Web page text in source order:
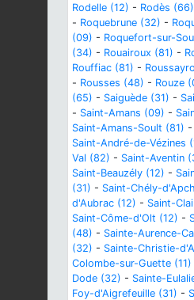
Rodelle (12) - Rodès (66)
- Roquebrune (32) -
(09) - Roquefort-sur-
(34) - Rouairoux (81) -
Rouffiac (81) -
- Rousses (48) - Rouze
(65) - Saiguède (31) -
- Saint-Amans (09) -
Saint-Amans-Soult (81) -
Saint-André-de-Vézines
Val (82) - Saint-Aventin
Saint-Beauzély (12) -
(31) - Saint-Chély-
d'Aubrac (12) - Saint-
Saint-Côme-d'Olt (12) -
(48) - Sainte-Aurence-
(32) - Sainte-Christie-
Colombe-sur-Guette (11)
Dode (32) - Sainte-
Foy-d'Aigrefeuille (31) -